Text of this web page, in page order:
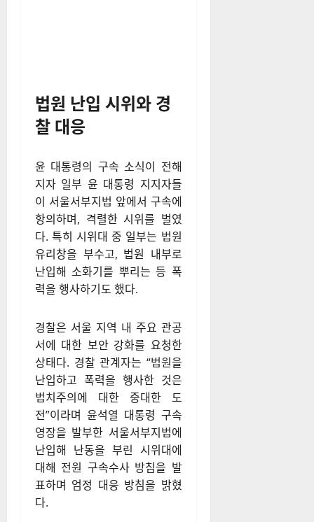
법원 난입 시위와 경
찰 대응
지자 일부 윤 대통령 지지자들
이 서울서부지법 앞에서 구속에
항의하며, 격렬한 시위를 벌였
다. 특히 시위대 중 일부는 법원
유리창을 부수고, 법원 내부로
난입해 소화기를 뿌리는 등 폭
력을 행사하기도 했다.
경찰은 서울 지역 내 주요 관공
서에 대한 보안 강화를 요청한
상태다. 경찰 관계자는 “법원을